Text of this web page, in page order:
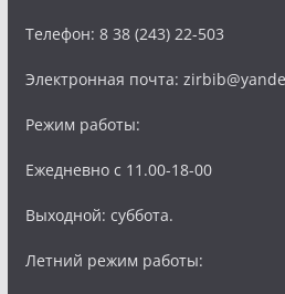
Телефон: 8 38 (243) 22-503
Электронная почта:
Режим работы:
Ежедневно с 11.00-18-00
Выходной: суббота.
Летний режим работы: